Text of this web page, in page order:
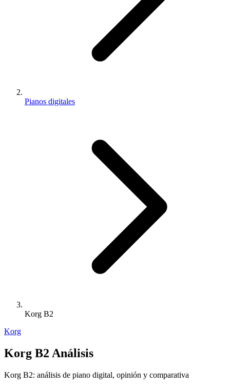
Pianos digitales
Korg B2
Korg
Korg B2 Análisis
Korg B2: análisis de piano digital, opinión y comparativa